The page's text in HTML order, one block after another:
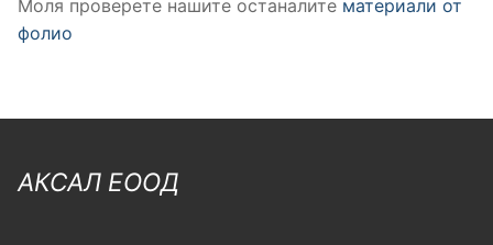
Моля проверете нашите останалите материали от
фолио
АКСАЛ ЕООД